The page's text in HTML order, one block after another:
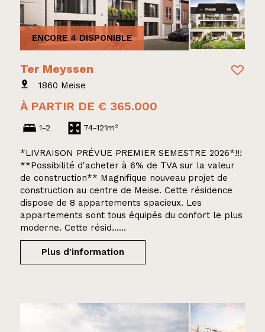
ENCORE 4 DISPONIBLE
Ter Meyssen
1860 Meise
À PARTIR DE € 365.000
1-2 74-121m²
*LIVRAISON PRÉVUE PREMIER SEMESTRE 2026*!!!
**Possibilité d'acheter à 6% de TVA sur la valeur
de construction** Magnifique nouveau projet de
construction au centre de Meise. Cette résidence
dispose de 8 appartements spacieux. Les
appartements sont tous équipés du confort le plus
moderne. Cette résid......
Plus d'information